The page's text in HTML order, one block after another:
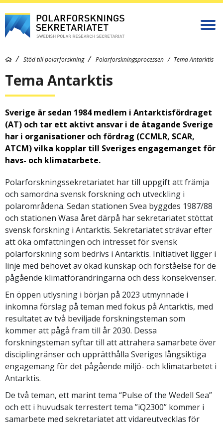
Stöd till polarforskning Polarforskningsprocessen Tema Antarktis
Tema Antarktis
Sverige är sedan 1984 medlem i Antarktisfördraget
(AT) och tar ett aktivt ansvar i de åtagande Sverige
har i organisationer och fördrag (CCMLR, SCAR,
ATCM) vilka kopplar till Sveriges engagemanget för
havs- och klimatarbete.
Polarforskningssekretariatet har till uppgift att främja
och samordna svensk forskning och utveckling i
polarområdena. Sedan stationen Svea byggdes 1987/88
och stationen Wasa året därpå har sekretariatet stöttat
svensk forskning i Antarktis. Sekretariatet strävar efter
att öka omfattningen och intresset för svensk
polarforskning som bedrivs i Antarktis. Initiativet ligger i
linje med behovet av ökad kunskap och förståelse för de
pågående klimatförändringarna och dess konsekvenser.
En öppen utlysning i början på 2023 utmynnade i
inkomna förslag på teman med fokus på Antarktis, med
resultatet av två beviljade forskningsteman som
kommer att pågå fram till år 2030. Dessa
forskningsteman syftar till att attrahera samarbete över
disciplingränser och upprätthålla Sveriges långsiktiga
engagemang för det pågående miljö- och klimatarbetet i
Antarktis.
De två teman, ett marint tema “Pulse of the Wedell Sea”
och ett i huvudsak terrestert tema ”iQ2300” kommer i
samarbete med sekretariatet att vidareutvecklas för